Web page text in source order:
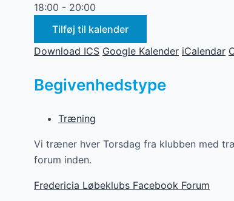
18:00 - 20:00
Tilføj til kalender
Download ICS Google Kalender iCalendar
Begivenhedstype
Træning
Vi træner hver Torsdag fra klubben med
forum inden.
Fredericia Løbeklubs Facebook Forum